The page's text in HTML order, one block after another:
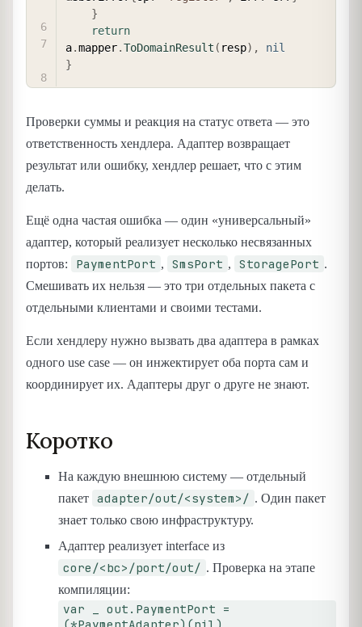
}
return
a.mapper.ToDomainResult ( resp) ,
nil
}
Проверки суммы и реакция на статус ответа — это
ответственность хендлера. Адаптер возвращает
результат или ошибку, хендлер решает, что с этим
делать.
Ещё одна частая ошибка — один «универсальный»
адаптер, который реализует несколько несвязанных
портов:
PaymentPort , SmsPort , StoragePort .
Смешивать их нельзя — это три отдельных пакета с
отдельными клиентами и своими тестами.
Если хендлеру нужно вызвать два адаптера в рамках
одного use case — он инжектирует оба порта сам и
координирует их. Адаптеры друг о друге не знают.
Коротко
На каждую внешнюю систему — отдельный
пакет adapter/out/<system>/ . Один пакет
знает только свою инфраструктуру.
Адаптер реализует interface из
core/<bc>/port/out/ . Проверка на этапе
компиляции:
var _ out.PaymentPort =
(*PaymentAdapter)(nil)